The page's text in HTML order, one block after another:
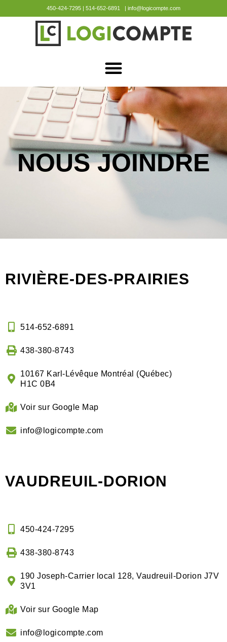
450-424-7295 | 514-652-6891 | info@logicompte.com
NOUS JOINDRE
RIVIÈRE-DES-PRAIRIES
514-652-6891
438-380-8743
10167 Karl-Lévêque Montréal (Québec)
H1C 0B4
Voir sur Google Map
info@logicompte.com
VAUDREUIL-DORION
450-424-7295
438-380-8743
190 Joseph-Carrier local 128, Vaudreuil-Dorion J7V
3V1
Voir sur Google Map
info@logicompte.com